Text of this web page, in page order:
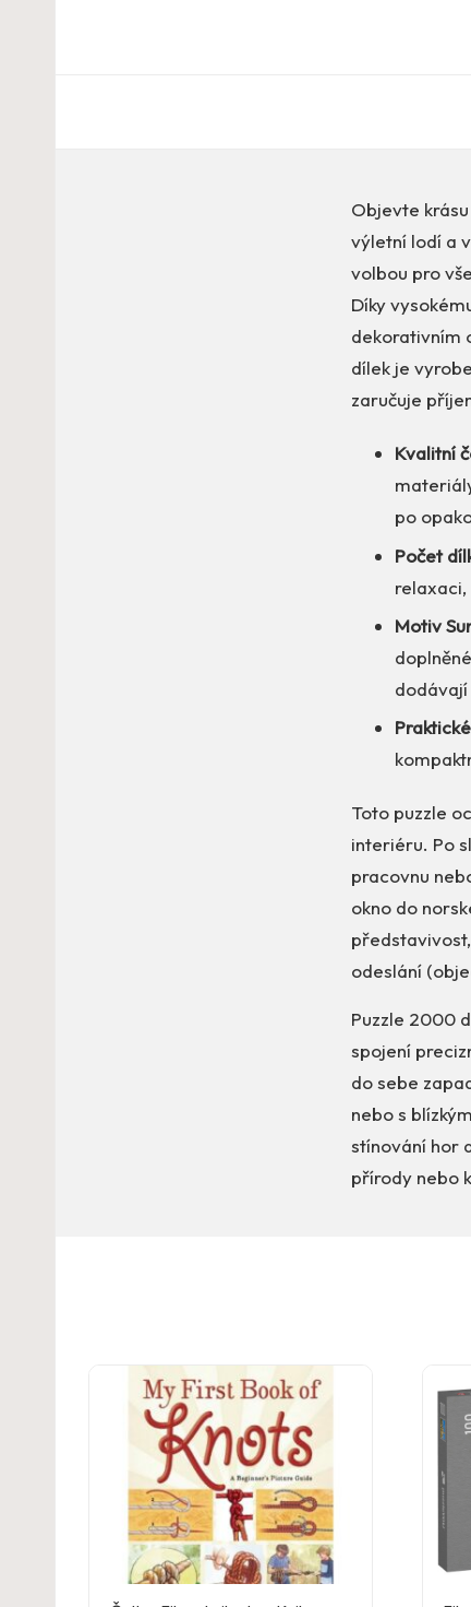
Objevte
výletní lodí a
volbou pro
Díky
dekorativním
dílek je
zaručuje
Kvalitní
po
Počet
relaxaci,
Motiv
dodávají
Toto puzzle
interiéru. Po
pracovnu
okno do
odeslání
Puzzle 2000
spojení
do sebe
nebo s
stínování hor
přírody nebo